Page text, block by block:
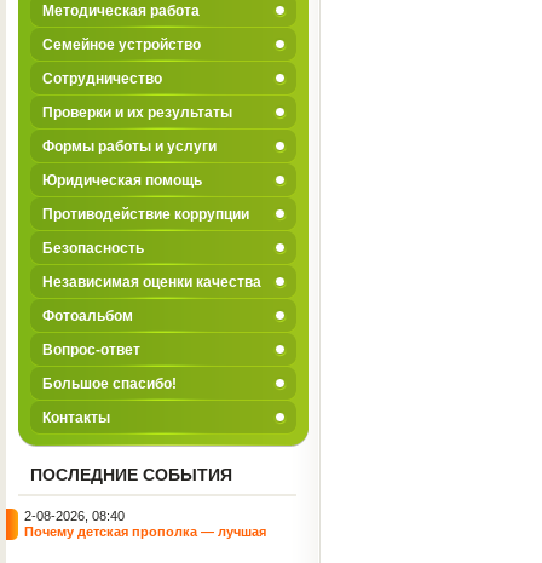
Методическая работа
Семейное устройство
Сотрудничество
Проверки и их результаты
Формы работы и услуги
Юридическая помощь
Противодействие коррупции
Безопасность
Независимая оценки качества
Фотоальбом
Вопрос-ответ
Большое спасибо!
Контакты
ПОСЛЕДНИЕ СОБЫТИЯ
2-08-2026, 08:40
Почему детская прополка — лучшая